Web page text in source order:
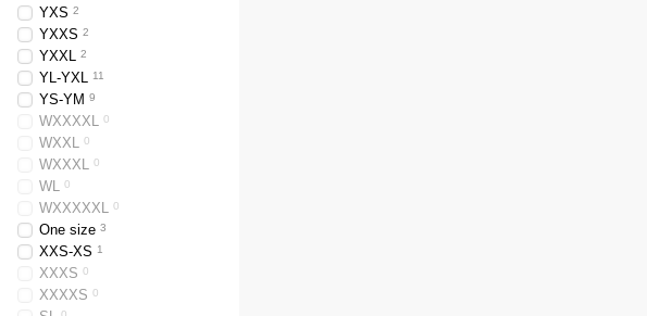
YXS 2
YXXS 2
YXXL 2
YL-YXL 11
YS-YM 9
WXXXXL 0
WXXL 0
WXXXL 0
WL 0
WXXXXXL 0
One size 3
XXS-XS 1
XXXS 0
XXXXS 0